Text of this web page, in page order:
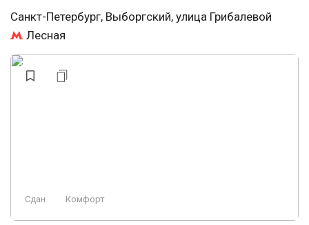
Санкт-Петербург, Выборгский, улица Грибалевой
Лесная
Сдан Комфорт